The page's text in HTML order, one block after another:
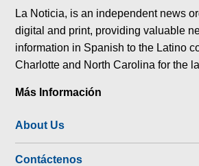
La Noticia, is an independent news
digital and print, providing valuable
information in Spanish to the Latino
Charlotte and North Carolina for the
Más Información
About Us
Contáctenos